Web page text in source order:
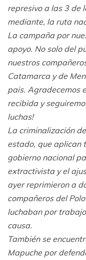
represivo a las 3 de
mediante, la ruta
La campaña por
apoyo. No solo del
nuestros
Catamarca y de
pais. Agradecemos
recibida y
luchas!
La criminalización
estado, que aplican
gobierno nacional
extractivista y el
ayer reprimieron a
compañeros del
luchaban por
causa.
También se
Mapuche por